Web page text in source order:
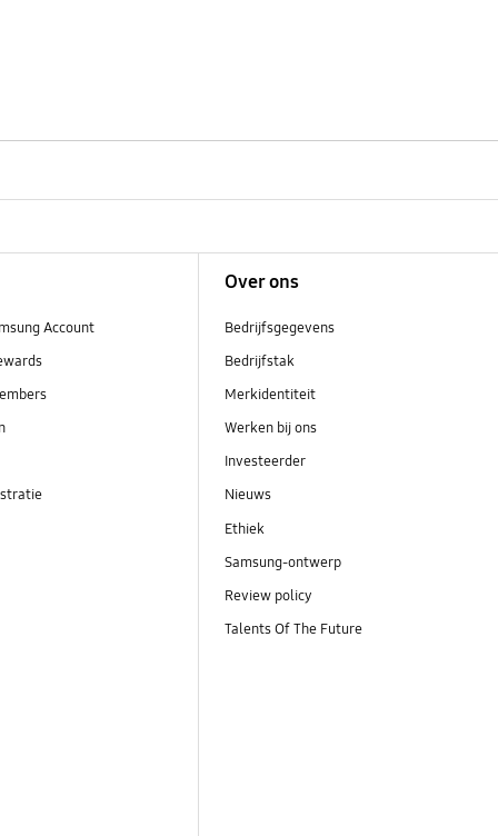
Account
Over ons
Bedrijfsgegevens
Bedrijfstak
Merkidentiteit
Werken bij ons
Investeerder
Nieuws
Ethiek
Samsung-ontwerp
Review policy
Talents Of The Future